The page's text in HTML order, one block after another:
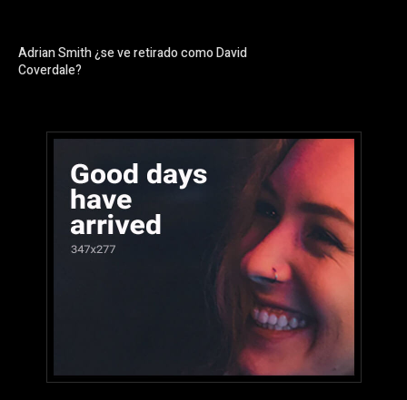
Adrian Smith ¿se ve retirado como David
Coverdale?